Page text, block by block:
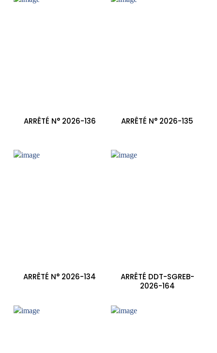
ARRÊTÉ N° 2026-136 ARRÊTÉ N° 2026-135
ARRÊTÉ N° 2026-134
ARRÊTÉ DDT-SGREB-
2026-164